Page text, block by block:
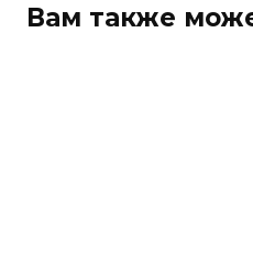
Вам также